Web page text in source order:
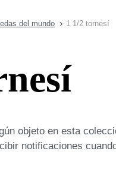
del mundo 1 1/2 tornesí
objeto en esta
notificaciones